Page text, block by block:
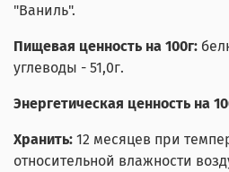
"Ваниль".
Пищевая ценность на 100г:
углеводы - 51,0г.
Энергетическая ценность на
Хранить: 12 месяцев при
относительной влажности